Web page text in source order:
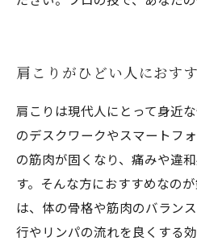
肩こりがひどい人におす
肩こりは現代人にとって身近
のデスクワークやスマートフ
の筋肉が固くなり、痛みや違
す。そんな方におすすめなの
は、体の骨格や筋肉のバラン
行やリンパの流れを良くする